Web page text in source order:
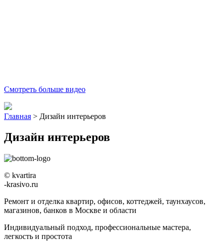
Смотреть больше видео
Главная > Дизайн интерьеров
Дизайн интерьеров
© kvartira
-krasivo.ru
Ремонт и отделка квартир, офисов, коттеджей, таунхаусов,
магазинов, банков в Москве и области
Индивидуальный подход, профессиональные мастера,
легкость и простота